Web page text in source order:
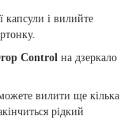
капсули і вилийте
Control на дзеркало
вилити ще кілька
рідкий